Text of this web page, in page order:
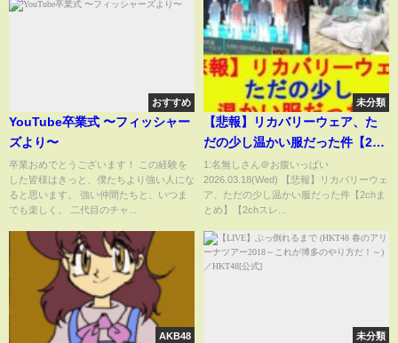
おすすめ
YouTube卒業式 〜フィッシャー
ズより〜
卒業おめでとうございます！ この経験を
した皆様はきっと、僕たちより強い人にな
ると思います。 強い仲間たちと、いつま
でも楽しく。 二代目のチャ...
未分類
【悲報】リカバリーウェア、た
だの少し温かい服だった件【2ch
まとめ】【2chスレ】【5chス
レ】【ゆっくり】
1:名無しさん＠お腹いっぱい
2026.03.18(Wed) 【悲報】リカバリーウェ
ア、ただの少し温かい服だった件【2chま
とめ】【2chスレ...
AKB48 未分類